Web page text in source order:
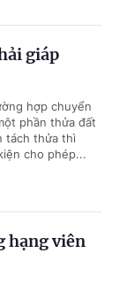
giáp
hợp chuyển
phần thửa đất
tách thửa thì
cho phép...
hạng viên